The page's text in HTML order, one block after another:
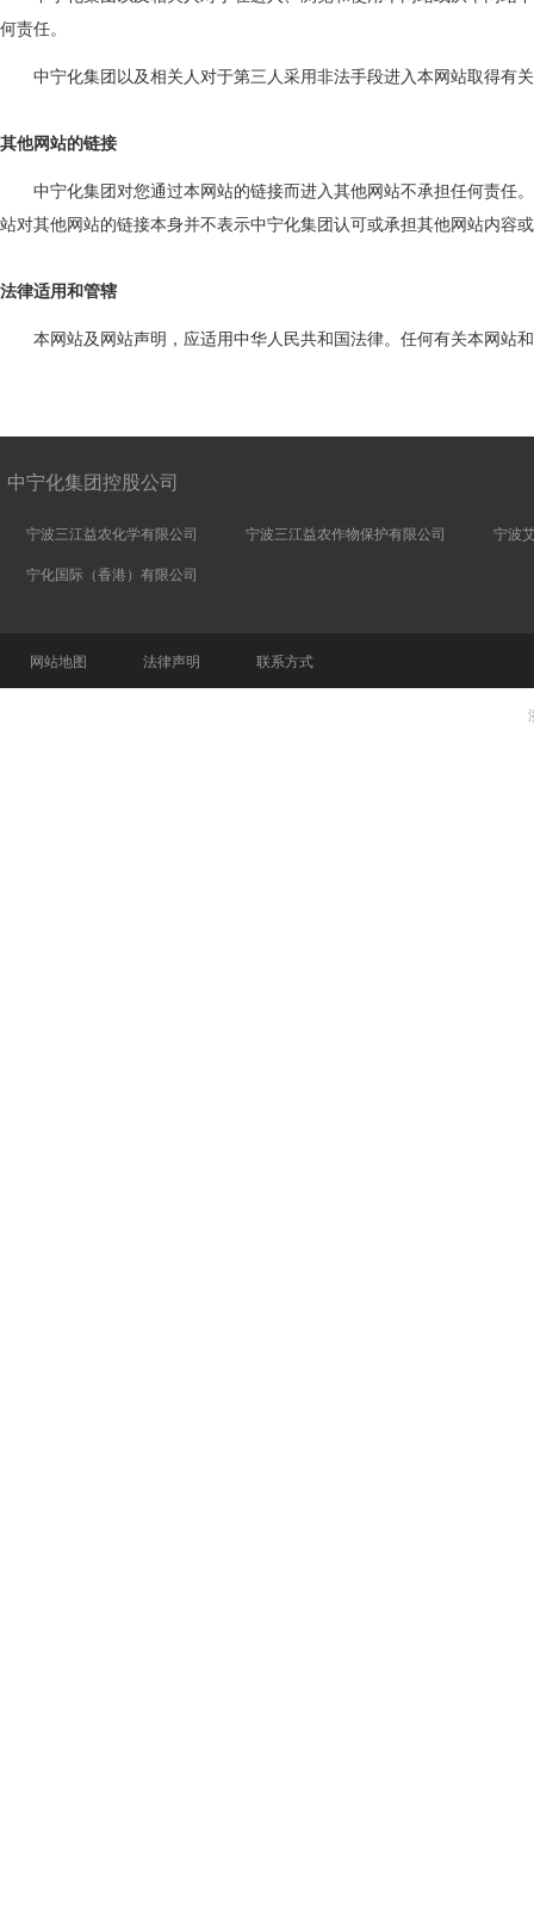
何责任。
中宁化集团以及相关人对于第三人采用非法手段进入本网站取得有
其他网站的链接
中宁化集团对您通过本网站的链接而进入其他网站不承担任何责任
站对其他网站的链接本身并不表示中宁化集团认可或承担其他网站内容
法律适用和管辖
本网站及网站声明，应适用中华人民共和国法律。任何有关本网站
中宁化集团控股公司
宁波三江益农化学有限公司 宁波三江益农作物保护有限公司 宁波
宁化国际（香港）有限公司
网站地图 法律声明 联系方式